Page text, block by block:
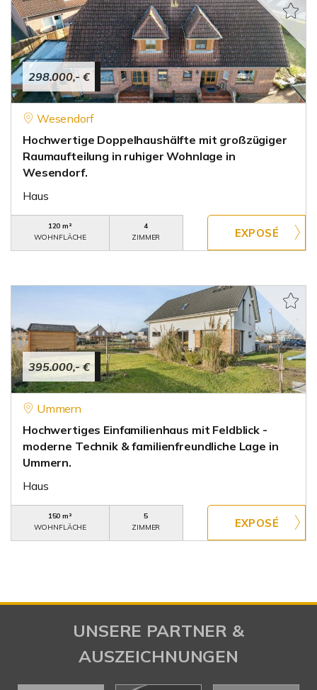
298.000,- €
Wesendorf
Hochwertige Doppelhaushälfte mit großzügiger
Raumaufteilung in ruhiger Wohnlage in
Wesendorf.
Haus
120 m²
WOHNFLÄCHE
4
ZIMMER
395.000,- €
Ummern
Hochwertiges Einfamilienhaus mit Feldblick -
moderne Technik & familienfreundliche Lage in
Ummern.
Haus
150 m²
WOHNFLÄCHE
5
ZIMMER
UNSERE PARTNER &
AUSZEICHNUNGEN